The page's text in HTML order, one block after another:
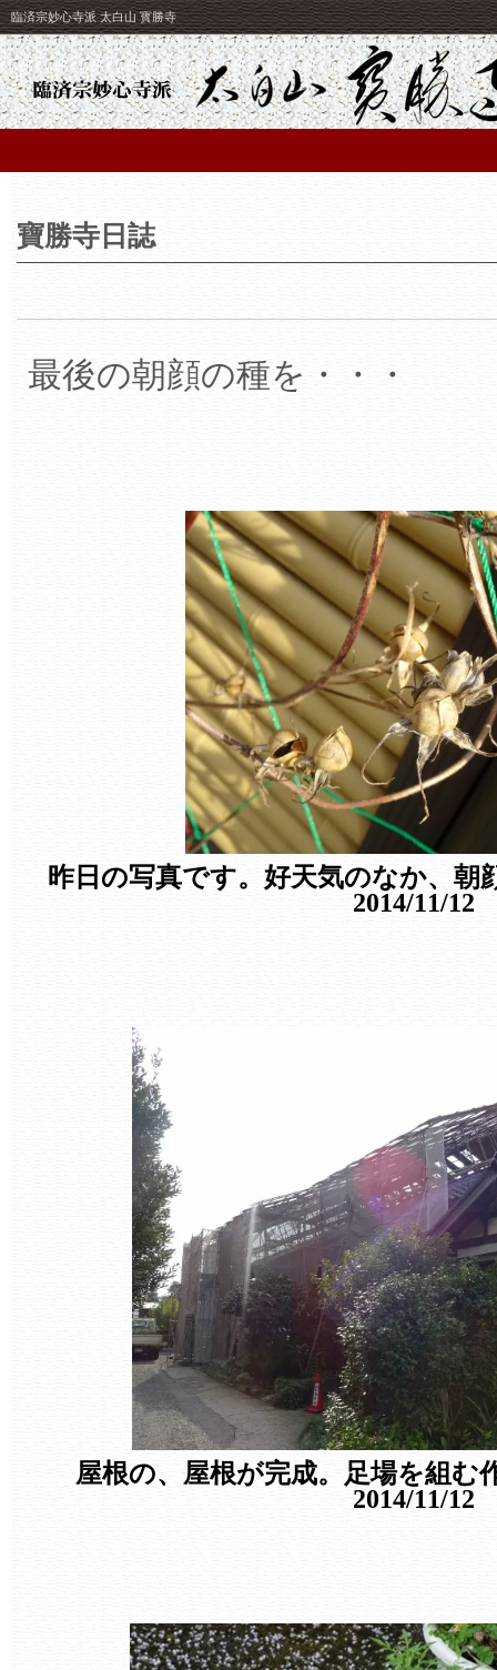
臨済宗妙心寺派 太白山 寳勝寺
寶勝寺日誌
最後の朝顔の種を・・・
昨日の写真です。好天気のなか、朝
2014/11/12
屋根の、屋根が完成。足場を組む
2014/11/12